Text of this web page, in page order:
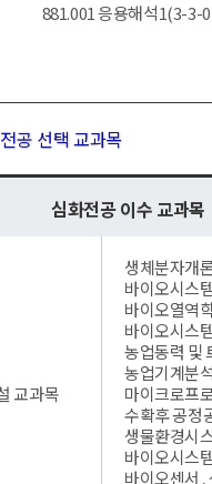
881.001 응용해석1(3-3-
공 선택 교과목
심화전공 이수 교과목
교과목
생체분자개
바이오시스
바이오열역
바이오시스
농업동력 및
농업기계분
마이크로프
수확후 공정
생물환경시
바이오시스
바이오센서